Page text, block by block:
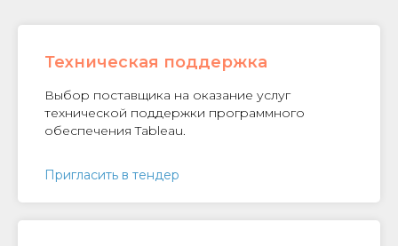
Техническая поддержка
Выбор поставщика на оказание услуг
технической поддержки программного
обеспечения Tableau.
Пригласить в тендер